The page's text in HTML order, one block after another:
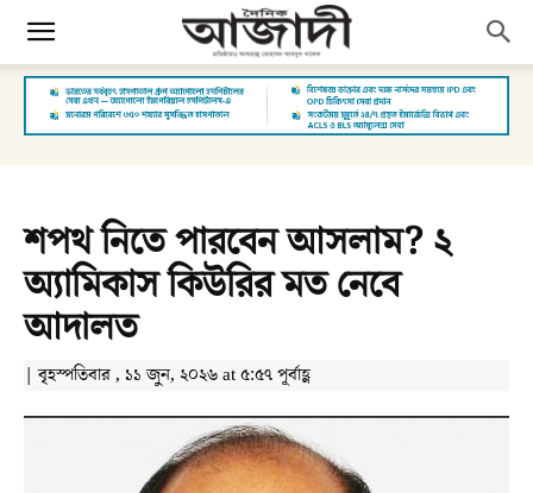
শপথ নিতে পারবেন আসলাম? ২
অ্যামিকাস কিউরির মত নেবে
আদালত
| বৃহস্পতিবার , ১১ জুন, ২০২৬ at ৫:৫৭ পূর্বাহ্ণ